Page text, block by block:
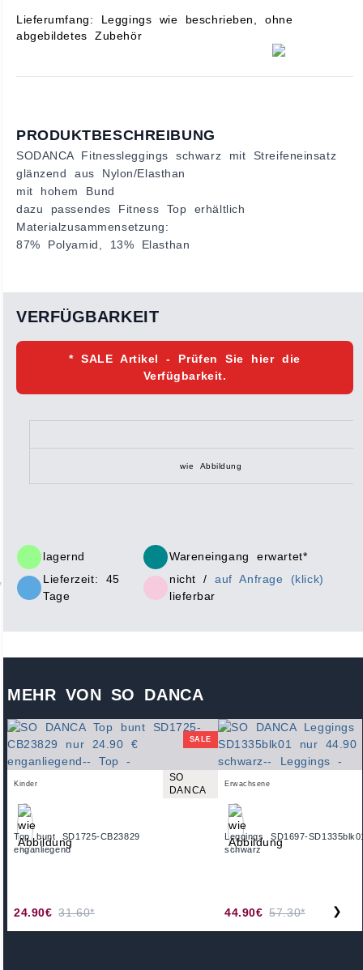
Lieferumfang: Leggings wie beschrieben, ohne
abgebildetes Zubehör
PRODUKTBESCHREIBUNG
SODANCA Fitnessleggings schwarz mit Streifeneinsatz
glänzend aus Nylon/Elasthan
mit hohem Bund
dazu passendes Fitness Top erhältlich
Materialzusammensetzung:
87% Polyamid, 13% Elasthan
VERFÜGBARKEIT
* SALE Artikel - Prüfen Sie hier die
Verfügbarkeit.
wie Abbildung
lagernd
Wareneingang erwartet*
Lieferzeit: 45
Tage
nicht /auf Anfrage (klick)
lieferbar
MEHR VON SO DANCA
SALE
Kinder
SO
DANCA
Top bunt SD1725-CB23829
enganliegend
24.90€ 31.60*
Erwachsene
Leggings SD1697-
schwarz
44.90€ 57.30* ❯